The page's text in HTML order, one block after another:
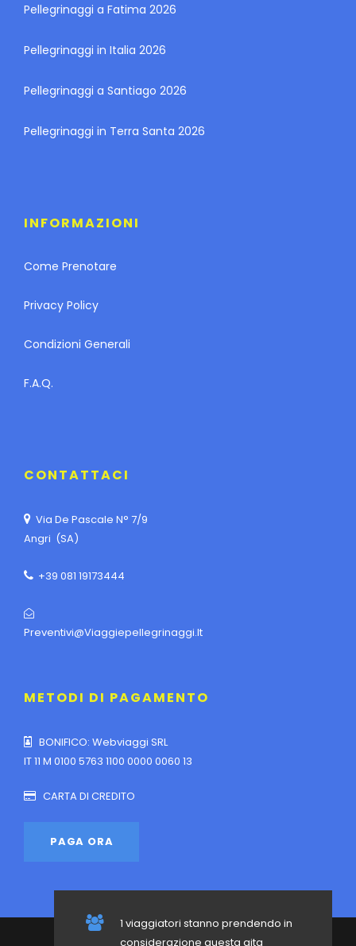
1 viaggiatori stanno prendendo in
considerazione questa gita
Pellegrinaggi a Fatima 2026
Pellegrinaggi in Italia 2026
Pellegrinaggi a Santiago 2026
Pellegrinaggi in Terra Santa 2026
INFORMAZIONI
Come Prenotare
Privacy Policy
Condizioni Generali
F.A.Q.
CONTATTACI
Via De Pascale N° 7/9
Angri (SA)
+39 081 19173444
Preventivi@viaggiepellegrinaggi.it
METODI DI PAGAMENTO
BONIFICO: Webviaggi SRL
IT 11 M 0100 5763 1100 0000 0060 13
CARTA DI CREDITO